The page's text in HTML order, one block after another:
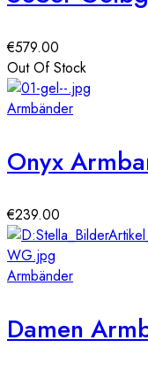
€579.00
Out Of Stock
Armbänder
€239.00
Armbänder